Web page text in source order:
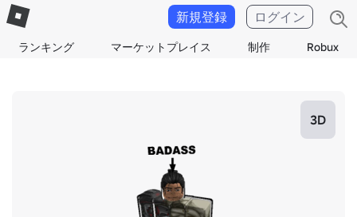
ランキング マーケットプレイス 制作 Robux
新規登録 ログイン
3D